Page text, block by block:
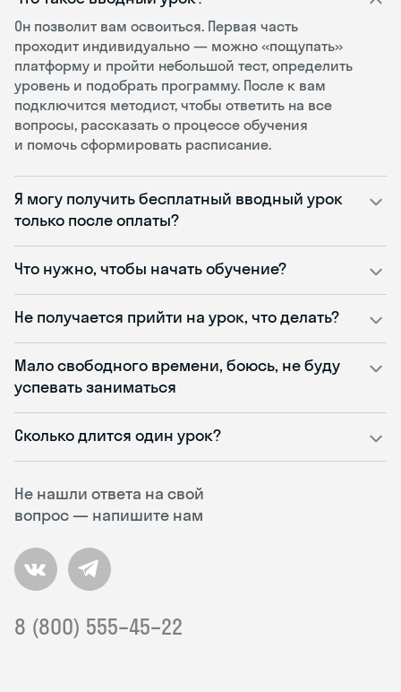
Не нашли ответа на свой
вопрос — напишите нам
8 (800) 555–45–22
Он позволит вам освоиться. Первая часть
проходит индивидуально — можно «пощупать»
платформу и пройти небольшой тест, определить
уровень и подобрать программу. После к вам
подключится методист, чтобы ответить на все
вопросы, рассказать о процессе обучения
и помочь сформировать расписание.
Я могу получить бесплатный вводный урок
только после оплаты?
Что нужно, чтобы начать обучение?
Не получается прийти на урок, что делать?
Мало свободного времени, боюсь, не буду
успевать заниматься
Сколько длится один урок?